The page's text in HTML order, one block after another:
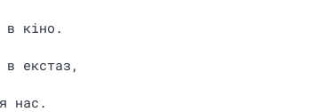
в кіно.
в екстаз,
нас.